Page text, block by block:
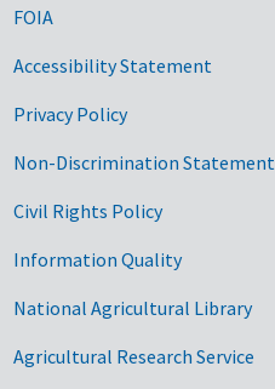
FOIA
Accessibility Statement
Privacy Policy
Non-Discrimination Statement
Civil Rights Policy
Information Quality
National Agricultural Library
Agricultural Research Service